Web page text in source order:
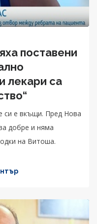
поставени
лекари са
си е вкъщи. Пред Нова
добре и няма
на Витоша.